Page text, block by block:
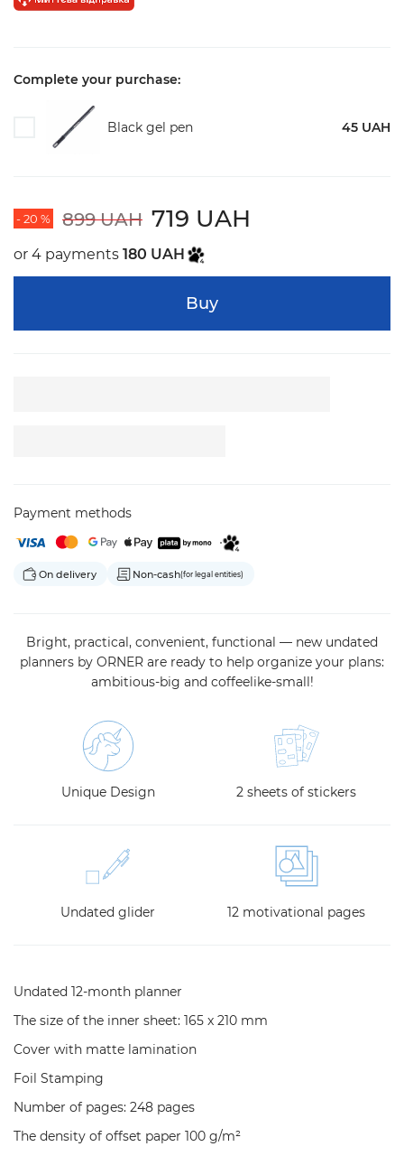
Complete your purchase:
Black gel pen 45 UAH
- 20 % 899 UAH 719 UAH
or 4 payments 180 UAH
Buy
Payment methods
On delivery Non-cash(for legal entities)
Bright, practical, convenient, functional — new undated
planners by ORNER are ready to help organize your plans:
ambitious-big and coffeelike-small!
Unique Design 2 sheets of stickers
Undated glider 12 motivational pages
Undated 12-month planner
The size of the inner sheet: 165 x 210 mm
Cover with matte lamination
Foil Stamping
Number of pages: 248 pages
The density of offset paper 100 g/m²